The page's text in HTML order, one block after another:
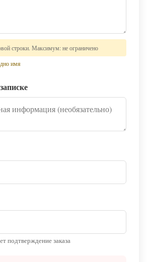
строки. Максимум: не ограничено
имя
подтверждение заказа